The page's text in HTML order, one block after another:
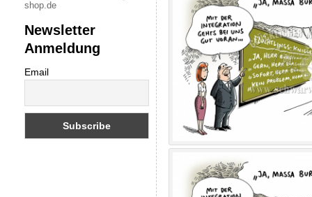
shop.de
Newsletter
Anmeldung
Email